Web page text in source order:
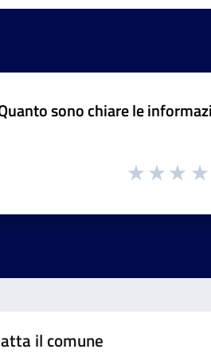
sono chiare le
il comune